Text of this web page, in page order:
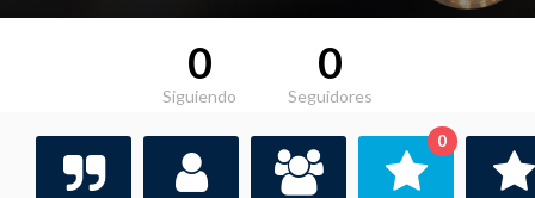
0
Siguiendo
0
Seguidores
0